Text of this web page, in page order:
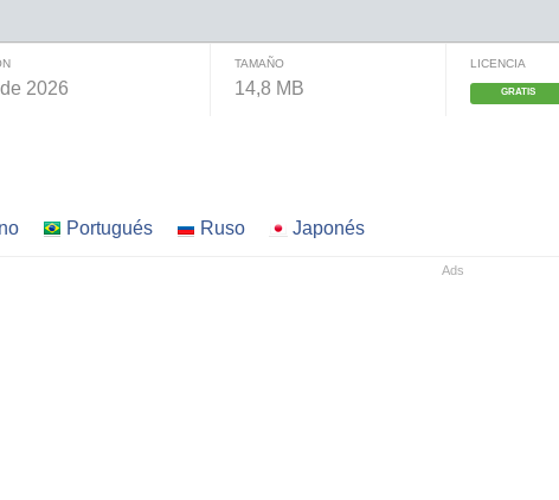
2026
TAMAÑO
14,8 MB
LICENCIA
GRATIS
Portugués Ruso Japonés